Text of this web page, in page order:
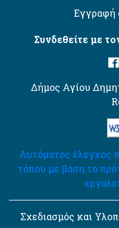
Εγγραφή
Συνδεθείτε με
Δήμος Αγίου
Αυτόματος έλεγχος
τόπου με βάση το
Σχεδιασμός και